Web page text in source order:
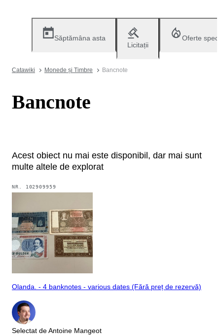
Săptămâna asta
Licitații
Oferte
Catawiki Monede și Timbre Bancnote
Bancnote
Acest obiect nu mai este disponibil, dar mai sunt
multe altele de explorat
NR. 102909959
Olanda. - 4 banknotes - various dates (Fără preț de rezervă)
Selectat de Antoine Mangeot